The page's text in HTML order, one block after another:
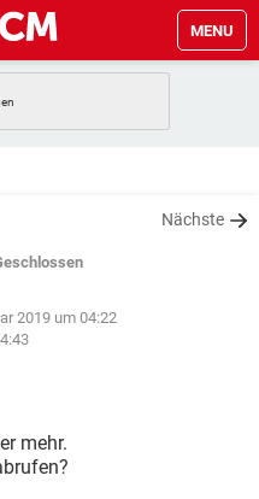
MENU
TIKTOK
TIKTOK
STREAMING
INSTAGRAM
STREAMING
TIKTOK
INSTAGRAM
Nächste
2019 um 04:22
mehr.